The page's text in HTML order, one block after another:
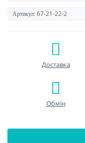
Артикул: 67-21-22-2
Доставка
Обмін